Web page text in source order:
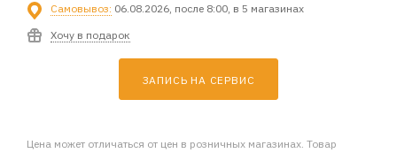
Самовывоз: 06.08.2026, после 8:00, в 5 магазинах
Хочу в подарок
ЗАПИСЬ НА СЕРВИС
Цена может отличаться от цен в розничных магазинах. Товар